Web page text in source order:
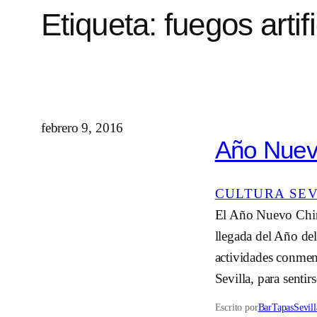
Etiqueta:fuegos
febrero 9, 2016
Año
CULTURA
El Año Nuevo
llegada del Año
actividades
Sevilla, para
Escrito por